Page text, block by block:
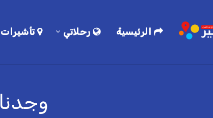
الرئيسية رحلاتي تأشيرات
وجدنا